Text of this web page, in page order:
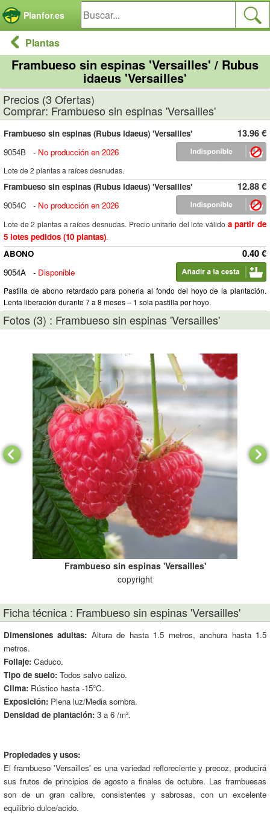
Planfor.es
Plantas
Frambueso sin espinas 'Versailles' / Rubus
idaeus 'Versailles'
Precios (3 Ofertas)
Comprar: Frambueso sin espinas 'Versailles'
13.96 €
Frambueso sin espinas (Rubus idaeus) 'Versailles'
9054B
- No producción en 2026
Lote de 2 plantas a raíces desnudas.
12.88 €
Frambueso sin espinas (Rubus idaeus) 'Versailles'
9054C
- No producción en 2026
Lote de 2 plantas a raíces desnudas. Precio unitario del lote válido a partir de
5 lotes pedidos (10 plantas).
0.40 €
ABONO
9054A
- Disponible
Pastilla de abono retardado para ponerla al fondo del hoyo de la plantación.
Lenta liberación durante 7 a 8 meses – 1 sola pastilla por hoyo.
Fotos (3) : Frambueso sin espinas 'Versailles'
Frambueso sin espinas 'Versailles'
copyright
Ficha técnica : Frambueso sin espinas 'Versailles'
Dimensiones adultas: Altura de hasta 1.5 metros, anchura hasta 1.5
metros.
Follaje: Caduco.
Tipo de suelo: Todos salvo calizo.
Clima: Rústico hasta -15°C.
Exposición: Plena luz/Media sombra.
Densidad de plantación: 3 a 6 /m².
Propiedades y usos:
El frambueso 'Versailles' es una variedad refloreciente y precoz, producirá
sus frutos de principios de agosto a finales de octubre. Las frambuesas
son de un gran calibre, consistentes y sabrosas, con un excelente
equilibrio dulce/acido.
Panel de gestión de cookies